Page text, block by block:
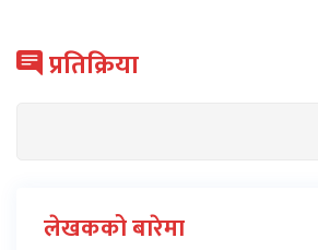
प्रतिक्रिया
लेखकको बारेमा